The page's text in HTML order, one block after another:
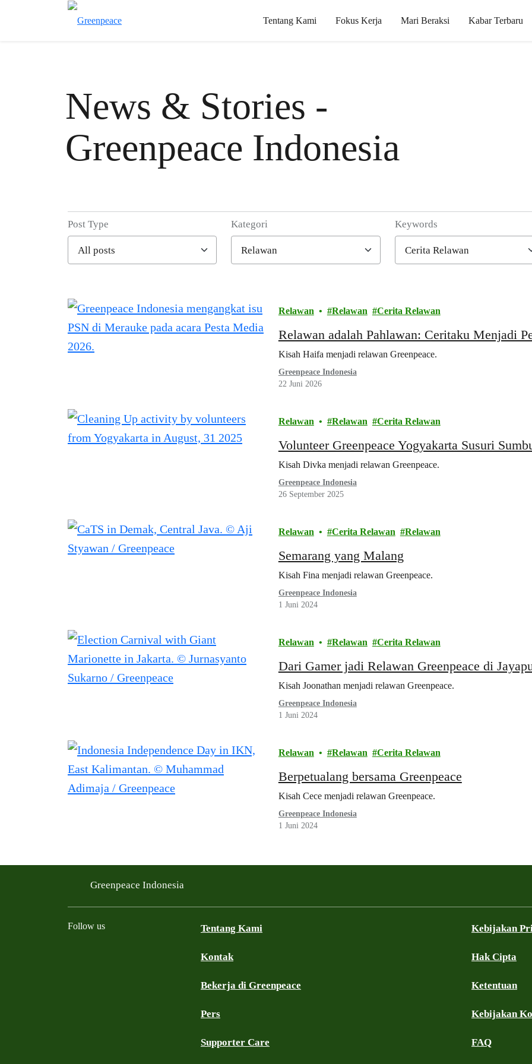
Tentang Kami Fokus Kerja Mari Beraksi Kabar Terbaru
News & Stories -
Greenpeace Indonesia
Filter posts
Post Type Kategori Keywords
Filtered results Relawan Relawan Cerita Relawan
Relawan adalah Pahlawan: Ceritaku Menjadi
Kisah Haifa menjadi relawan Greenpeace.
Greenpeace Indonesia
22 Juni 2026
Relawan Relawan Cerita Relawan
Volunteer Greenpeace Yogyakarta Susuri
Kisah Divka menjadi relawan Greenpeace.
Greenpeace Indonesia
26 September 2025
Relawan Cerita Relawan Relawan
Semarang yang Malang
Kisah Fina menjadi relawan Greenpeace.
Greenpeace Indonesia
1 Juni 2024
Relawan Relawan Cerita Relawan
Dari Gamer jadi Relawan Greenpeace di
Kisah Joonathan menjadi relawan Greenpeace.
Greenpeace Indonesia
1 Juni 2024
Relawan Relawan Cerita Relawan
Berpetualang bersama Greenpeace
Kisah Cece menjadi relawan Greenpeace.
Greenpeace Indonesia
1 Juni 2024
Greenpeace Indonesia
Follow us Tentang Kami
Kontak
Bekerja di Greenpeace
Pers
Supporter Care
Kebijakan
Hak Cipta
Ketentuan
Kebijakan
FAQ